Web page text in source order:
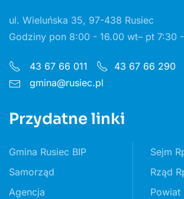
ul. Wieluńska 35, 97-438 Rusiec
Godziny pon 8:00 - 16.00 wt– pt 7:30
43 67 66 011
43 67 66 290
gmina@rusiec.pl
Przydatne linki
Gmina Rusiec BIP
Samorząd
Agencja
Sejm
Rząd
Powiat